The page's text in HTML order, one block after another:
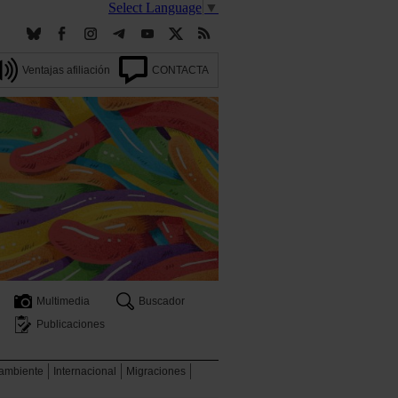
Select Language ▼
Ventajas afiliación CONTACTA
Multimedia
Buscador
Publicaciones
Internacional
Migraciones